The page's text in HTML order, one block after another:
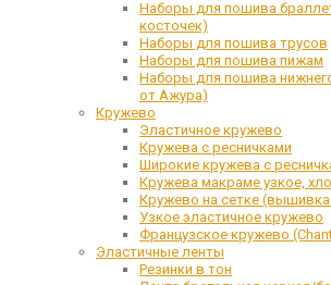
Наборы для пошива
косточек)
Наборы для пошива трусов
Наборы для пошива пижам
Наборы для пошива
от Ажура)
Кружево
Эластичное кружево
Кружева с ресничками
Широкие кружева с
Кружева макраме узкое,
Кружево на сетке (вышивка
Узкое эластичное кружево
Французское кружево
Эластичные ленты
Резинки в тон